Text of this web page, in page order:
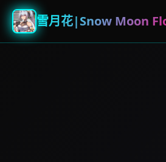
雪月花|Snow Moon